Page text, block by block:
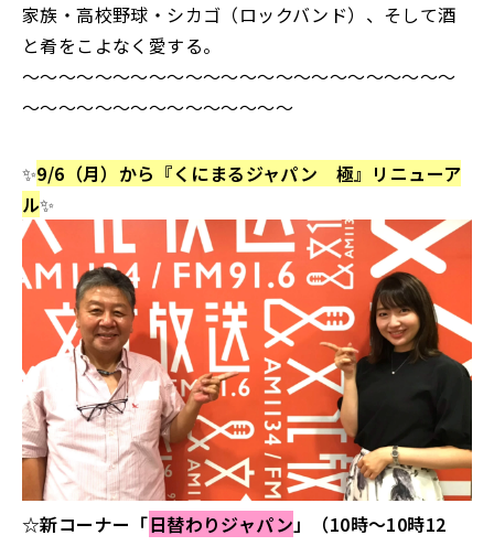
家族・高校野球・シカゴ（ロックバンド）、そして酒
と肴をこよなく愛する。
～～～～～～～～～～～～～～～～～～～～～～～～
～～～～～～～～～～～～～～～
✨9/6（月）から『くにまるジャパン 極』リニューア
ル✨
☆新コーナー「日替わりジャパン 」（10時～10時12